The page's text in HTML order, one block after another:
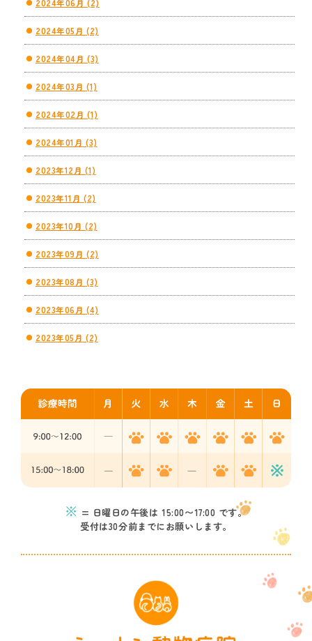
2024年06月 (2)
2024年05月 (2)
2024年04月 (3)
2024年03月 (1)
2024年02月 (1)
2024年01月 (3)
2023年12月 (1)
2023年11月 (2)
2023年10月 (2)
2023年09月 (2)
2023年08月 (3)
2023年06月 (4)
2023年05月 (2)
※ = 日曜日の午後は 15:00〜17:00 です。
受付は30分前までにお願いします。